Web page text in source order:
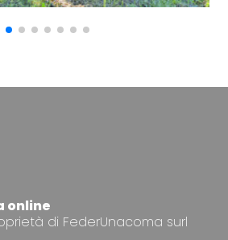
online
di FederUnacoma surl